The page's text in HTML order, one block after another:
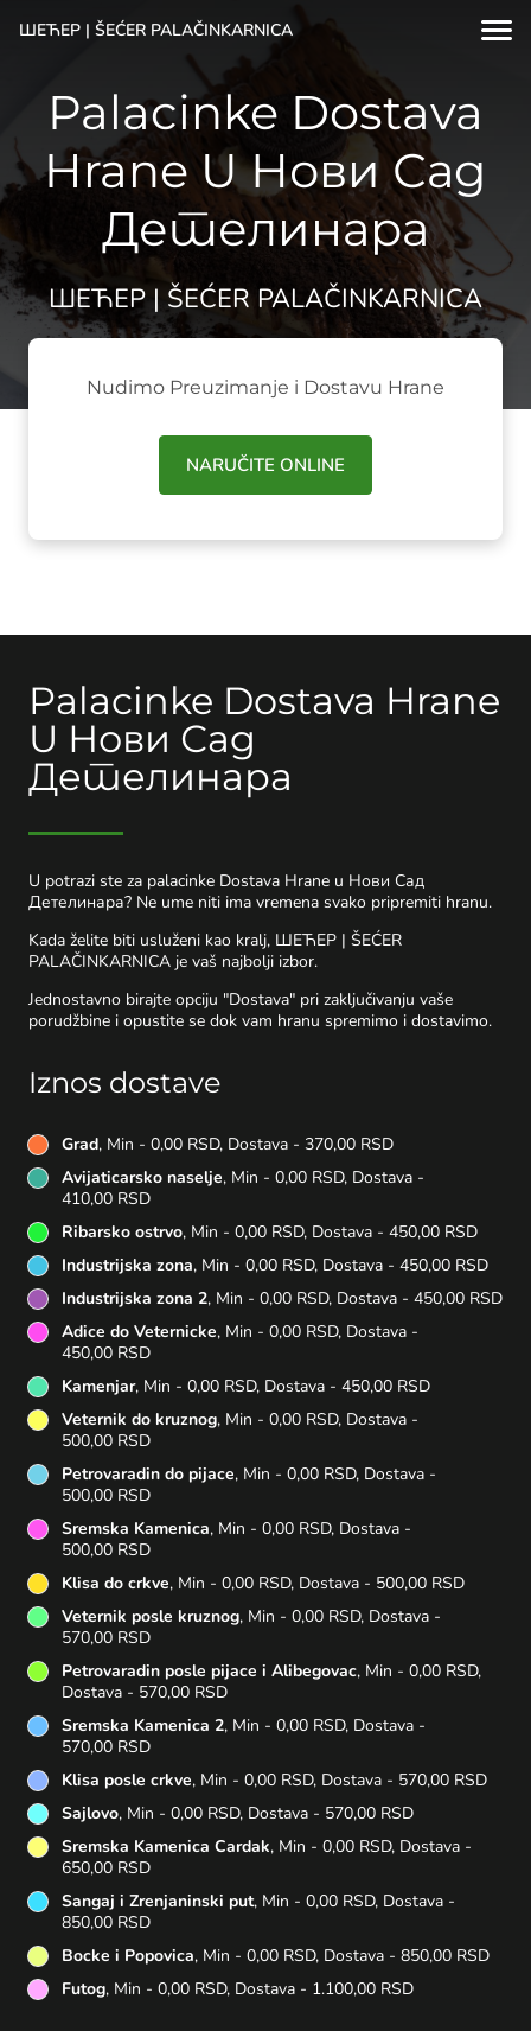
ШЕЋЕР | ŠEĆER PALAČINKARNICA
Palacinke Dostava
Hrane U Нови Сад
Детелинара
ШЕЋЕР | ŠEĆER PALAČINKARNICA
Nudimo Preuzimanje i Dostavu Hrane
NARUČITE ONLINE
Palacinke Dostava Hrane
U Нови Сад
Детелинара
U potrazi ste za palacinke Dostava Hrane u Нови Сад
Детелинара? Ne ume niti ima vremena svako pripremiti hranu.
Kada želite biti usluženi kao kralj, ШЕЋЕР | ŠEĆER
PALAČINKARNICA je vaš najbolji izbor.
Jednostavno birajte opciju "Dostava" pri zaključivanju vaše
porudžbine i opustite se dok vam hranu spremimo i dostavimo.
Iznos dostave
Grad, Min - 0,00 RSD, Dostava - 370,00 RSD
Avijaticarsko naselje, Min - 0,00 RSD, Dostava -
410,00 RSD
Ribarsko ostrvo, Min - 0,00 RSD, Dostava - 450,00 RSD
Industrijska zona, Min - 0,00 RSD, Dostava - 450,00 RSD
Industrijska zona 2, Min - 0,00 RSD, Dostava - 450,00 RSD
Adice do Veternicke, Min - 0,00 RSD, Dostava -
450,00 RSD
Kamenjar, Min - 0,00 RSD, Dostava - 450,00 RSD
Veternik do kruznog, Min - 0,00 RSD, Dostava -
500,00 RSD
Petrovaradin do pijace, Min - 0,00 RSD, Dostava -
500,00 RSD
Sremska Kamenica, Min - 0,00 RSD, Dostava -
500,00 RSD
Klisa do crkve, Min - 0,00 RSD, Dostava - 500,00 RSD
Veternik posle kruznog, Min - 0,00 RSD, Dostava -
570,00 RSD
Petrovaradin posle pijace i Alibegovac, Min - 0,00 RSD,
Dostava - 570,00 RSD
Sremska Kamenica 2, Min - 0,00 RSD, Dostava -
570,00 RSD
Klisa posle crkve, Min - 0,00 RSD, Dostava - 570,00 RSD
Sajlovo, Min - 0,00 RSD, Dostava - 570,00 RSD
Sremska Kamenica Cardak, Min - 0,00 RSD, Dostava -
650,00 RSD
Sangaj i Zrenjaninski put, Min - 0,00 RSD, Dostava -
850,00 RSD
Bocke i Popovica, Min - 0,00 RSD, Dostava - 850,00 RSD
Futog, Min - 0,00 RSD, Dostava - 1.100,00 RSD